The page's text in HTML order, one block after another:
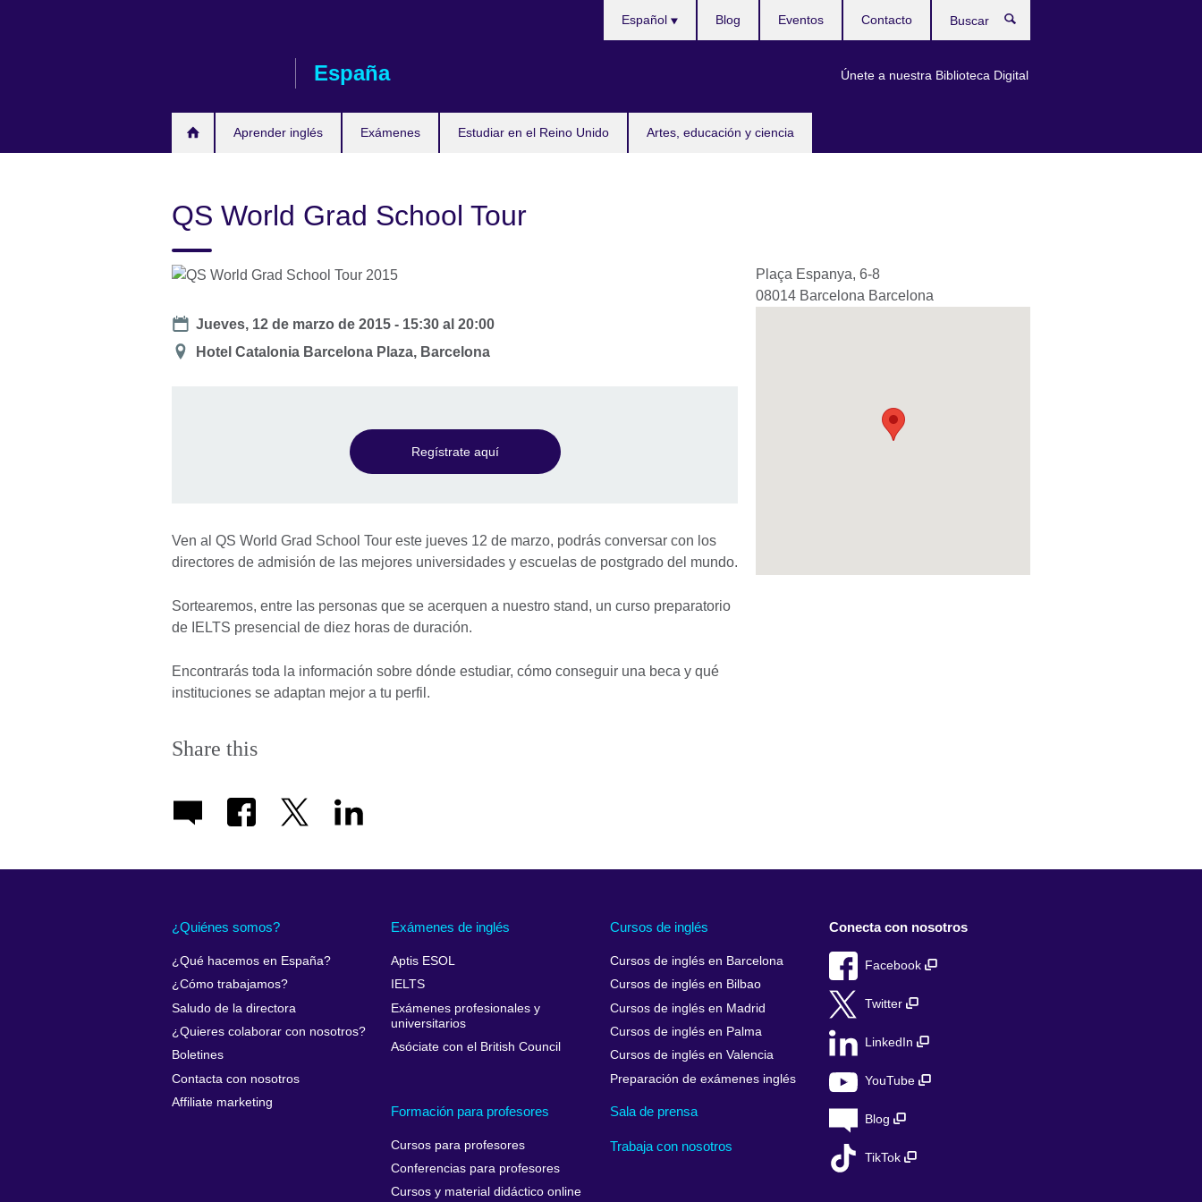
España
Aprender inglés Exámenes Estudiar en el Reino Unido Artes, educación y ciencia
idioma
Español
Únete a nuestra Biblioteca Digital
Blog Eventos Contacto
QS World Grad School Tour
Date
Jueves, 12 de marzo de 2015 - 15:30 al20:00
Ubicación
Hotel Catalonia Barcelona Plaza, Barcelona
Regístrate aquí
Ven al QS World Grad School Tour este jueves 12 de marzo, podrás conversar con los
directores de admisión de las mejores universidades y escuelas de postgrado del mundo.
Sortearemos, entre las personas que se acerquen a nuestro stand, un curso preparatorio
de IELTS presencial de diez horas de duración.
Encontrarás toda la información sobre dónde estudiar, cómo conseguir una beca y qué
instituciones se adaptan mejor a tu perfil.
Share this
Plaça Espanya, 6-8
08014 Barcelona Barcelona
¿Quiénes somos?
¿Qué hacemos en España?
¿Cómo trabajamos?
Saludo de la directora
¿Quieres colaborar con nosotros?
Boletines
Contacta con nosotros
Affiliate marketing
Exámenes de inglés
Aptis ESOL
IELTS
Exámenes profesionales y
universitarios
Asóciate con el British Council
Cursos de inglés
Cursos de inglés en Barcelona
Cursos de inglés en Bilbao
Cursos de inglés en Madrid
Cursos de inglés en Palma
Cursos de inglés en Valencia
Preparación de exámenes inglés
Formación para profesores
Cursos para profesores
Conferencias para profesores
Cursos y material didáctico online
Sala de prensa
Trabaja con nosotros
Conecta con nosotros
Facebook
Twitter
LinkedIn
YouTube
Blog
TikTok